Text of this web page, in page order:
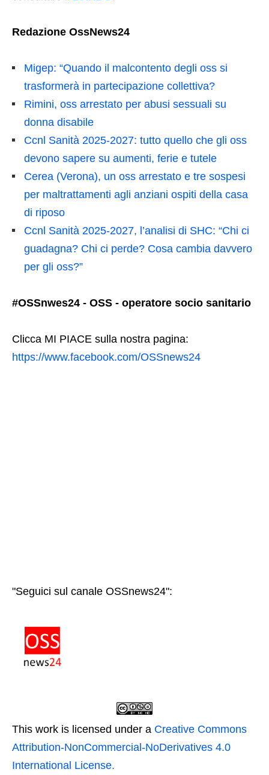
Redazione OssNews24
Migep: “Quando il malcontento degli oss si
trasformerà in partecipazione collettiva?
Rimini, oss arrestato per abusi sessuali su
donna disabile
Ccnl Sanità 2025-2027: tutto quello che gli oss
devono sapere su aumenti, ferie e tutele
Cerea (Verona), un oss arrestato e tre sospesi
per maltrattamenti agli anziani ospiti della casa
di riposo
Ccnl Sanità 2025-2027, l’analisi di SHC: “Chi ci
guadagna? Chi ci perde? Cosa cambia davvero
per gli oss?”
#OSSnwes24 - OSS - operatore socio sanitario
Clicca MI PIACE sulla nostra pagina:
https://www.facebook.com/OSSnews24
"Seguici sul canale OSSnews24":
This work is licensed under a Creative Commons
Attribution-NonCommercial-NoDerivatives 4.0
International License.